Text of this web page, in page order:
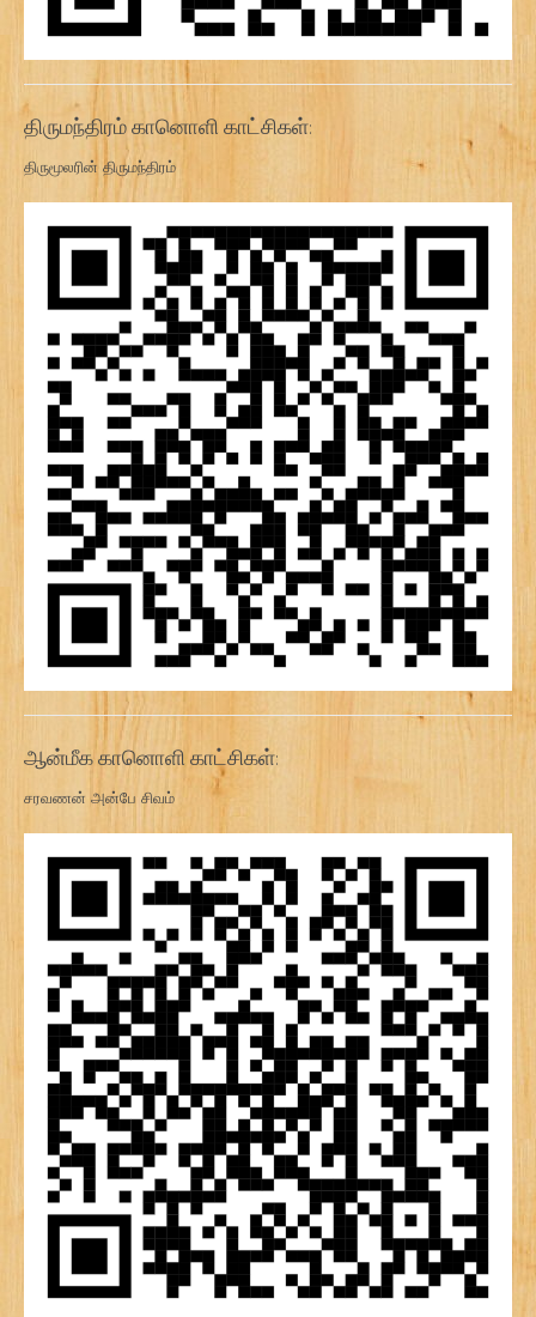
திருமந்திரம் கானொளி காட்சிகள்:
திருமூலரின் திருமந்திரம்
ஆன்மீக கானொளி காட்சிகள்:
சரவணன் அன்பே சிவம்